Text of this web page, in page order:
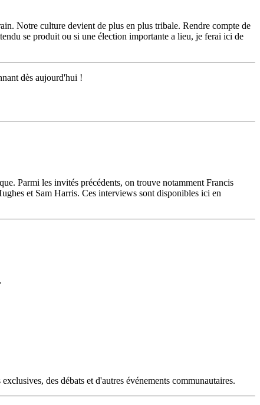
Notre culture devient de plus en plus tribale. Rendre compte de
se produit ou si une élection importante a lieu, je ferai ici de
dès aujourd'hui !
Parmi les invités précédents, on trouve notamment Francis
et Sam Harris. Ces interviews sont disponibles ici en
des débats et d'autres événements communautaires.